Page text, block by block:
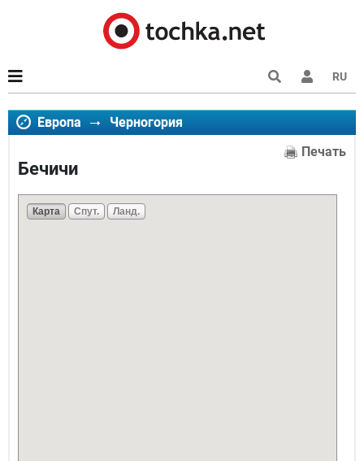
RU
Европа
Черногория
Печать
Бечичи